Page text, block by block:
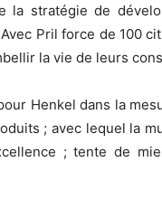
la stratégie de
Pril force de 100
la vie de leurs
Henkel dans la
; avec lequel la
; tente de